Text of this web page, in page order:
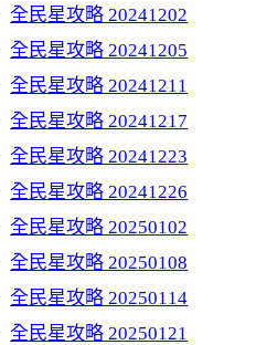
全民星攻略 20241202
全民星攻略 20241205
全民星攻略 20241211
全民星攻略 20241217
全民星攻略 20241223
全民星攻略 20241226
全民星攻略 20250102
全民星攻略 20250108
全民星攻略 20250114
全民星攻略 20250121